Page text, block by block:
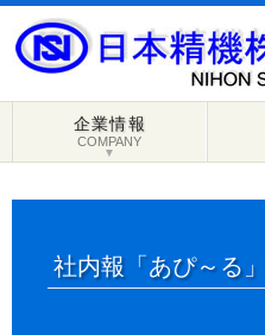
▼
企業情報
COMPANY
社内報「あぴ～る」